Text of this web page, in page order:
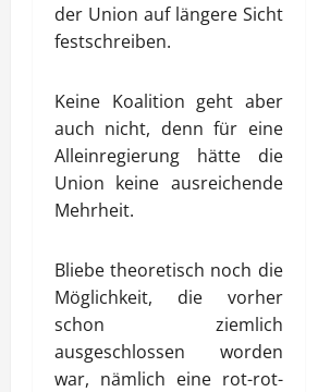
der Union auf längere Sicht
festschreiben.
Keine Koalition geht aber
auch nicht, denn für eine
Alleinregierung hätte die
Union keine ausreichende
Mehrheit.
Bliebe theoretisch noch die
Möglichkeit, die vorher
schon ziemlich
ausgeschlossen worden
war, nämlich eine rot-rot-